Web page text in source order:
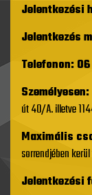
Jelentkezési
Jelentkezés
Telefonon:
Személyesen:
út 40/A. illetve
Maximális
sorrendjében
Jelentkezési